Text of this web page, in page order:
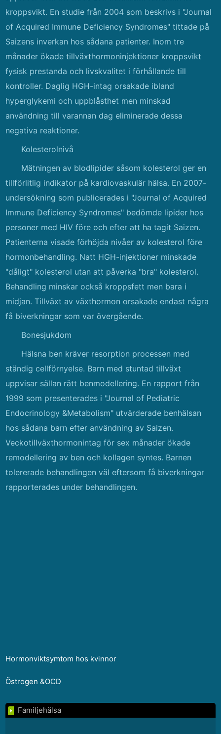
kroppsvikt. En studie från 2004 som beskrivs i "Journal
of Acquired Immune Deficiency Syndromes" tittade på
Saizens inverkan hos sådana patienter. Inom tre
månader ökade tillväxthormoninjektioner kroppsvikt
fysisk prestanda och livskvalitet i förhållande till
kontroller. Daglig HGH-intag orsakade ibland
hyperglykemi och uppblåsthet men minskad
användning till varannan dag eliminerade dessa
negativa reaktioner.
Kolesterolnivå
Mätningen av blodlipider såsom kolesterol ger en
tillförlitlig indikator på kardiovaskulär hälsa. En 2007-
undersökning som publicerades i "Journal of Acquired
Immune Deficiency Syndromes" bedömde lipider hos
personer med HIV före och efter att ha tagit Saizen.
Patienterna visade förhöjda nivåer av kolesterol före
hormonbehandling. Natt HGH-injektioner minskade
"dåligt" kolesterol utan att påverka "bra" kolesterol.
Behandling minskar också kroppsfett men bara i
midjan. Tillväxt av växthormon orsakade endast några
få biverkningar som var övergående.
Bonesjukdom
Hälsna ben kräver resorption processen med
ständig cellförnyelse. Barn med stuntad tillväxt
uppvisar sällan rätt benmodellering. En rapport från
1999 som presenterades i "Journal of Pediatric
Endocrinology &Metabolism" utvärderade benhälsan
hos sådana barn efter användning av Saizen.
Veckotillväxthormonintag för sex månader ökade
remodellering av ben och kollagen syntes. Barnen
tolererade behandlingen väl eftersom få biverkningar
rapporterades under behandlingen.
Hormonviktsymtom hos kvinnor
Östrogen &OCD
Familjehälsa